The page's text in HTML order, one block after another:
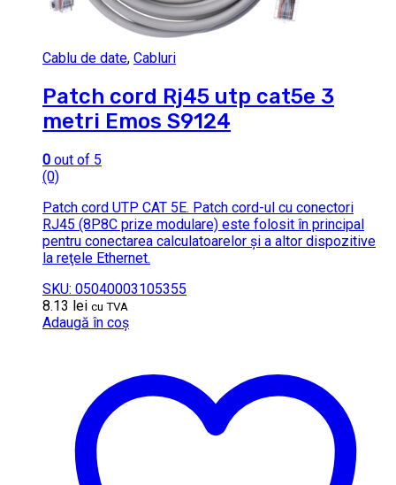
Cablu de date, Cabluri
Patch cord Rj45 utp cat5e 3
metri Emos S9124
0 out of 5
(0)
Patch cord UTP CAT 5E. Patch cord-ul cu conectori
RJ45 (8P8C prize modulare) este folosit în principal
pentru conectarea calculatoarelor şi a altor dispozitive
la reţele Ethernet.
SKU: 05040003105355
8.13 lei cu TVA
Adaugă în coș